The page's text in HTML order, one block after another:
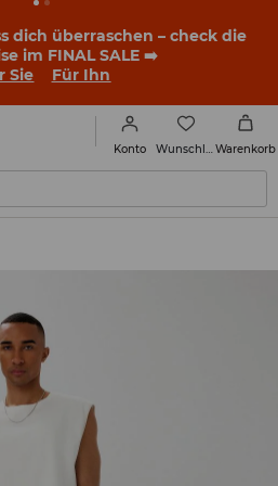
dich überraschen – check die
im FINAL SALE ➡️
Sie
Für Ihn
Konto Warenkorb